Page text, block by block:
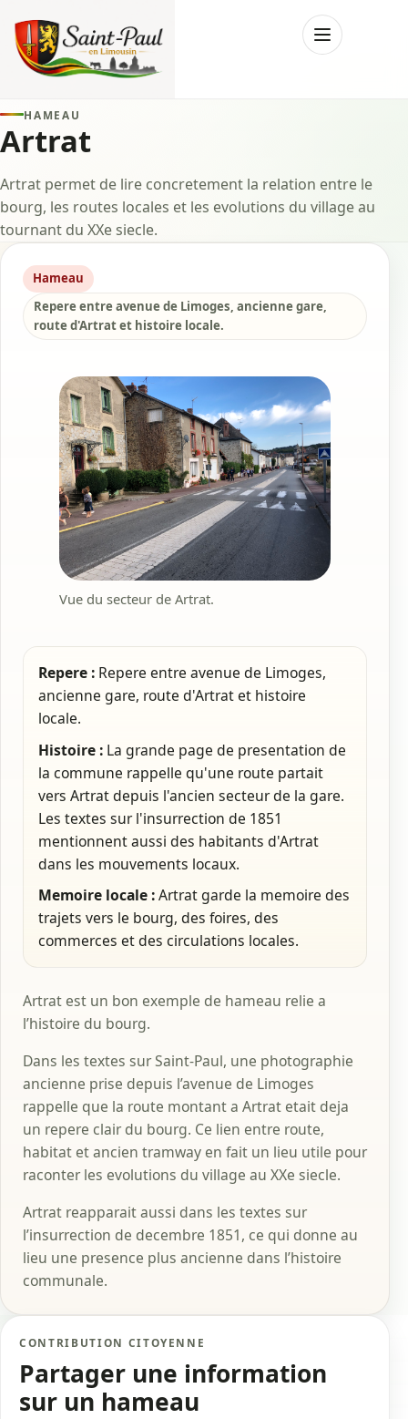
Menu
HAMEAU
Artrat
Artrat permet de lire concretement la relation entre le
bourg, les routes locales et les evolutions du village au
tournant du XXe siecle.
Hameau
Repere entre avenue de Limoges, ancienne gare,
route d'Artrat et histoire locale.
Vue du secteur de Artrat.
Repere : Repere entre avenue de Limoges,
ancienne gare, route d'Artrat et histoire
locale.
Histoire : La grande page de presentation de
la commune rappelle qu'une route partait
vers Artrat depuis l'ancien secteur de la gare.
Les textes sur l'insurrection de 1851
mentionnent aussi des habitants d'Artrat
dans les mouvements locaux.
Memoire locale :Artrat garde la memoire des
trajets vers le bourg, des foires, des
commerces et des circulations locales.
Artrat est un bon exemple de hameau relie a
l’histoire du bourg.
Dans les textes sur Saint-Paul, une photographie
ancienne prise depuis l’avenue de Limoges
rappelle que la route montant a Artrat etait deja
un repere clair du bourg. Ce lien entre route,
habitat et ancien tramway en fait un lieu utile pour
raconter les evolutions du village au XXe siecle.
Artrat reapparait aussi dans les textes sur
l’insurrection de decembre 1851, ce qui donne au
lieu une presence plus ancienne dans l’histoire
communale.
CONTRIBUTION CITOYENNE
Partager une information
sur un hameau